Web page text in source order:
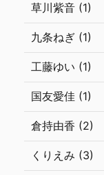
草川紫音 (1)
九条ねぎ (1)
工藤ゆい (1)
国友愛佳 (1)
倉持由香 (2)
くりえみ (3)